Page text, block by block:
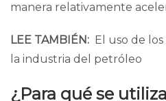
manera relativamente
LEE TAMBIÉN: El uso de
la industria del petróleo
¿Para qué se